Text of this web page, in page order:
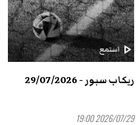
play_arrowاستمع
ريكاب سبور - 29/07/2026
2026/07/29 19:00